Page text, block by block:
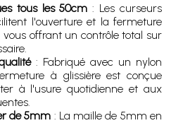
tous les 50cm : Les curseurs
l'ouverture et la fermeture
vous offrant un contrôle total sur
: Fabriqué avec un nylon
à glissière est conçue
à l'usure quotidienne et aux
de 5mm : La maille de 5mm en